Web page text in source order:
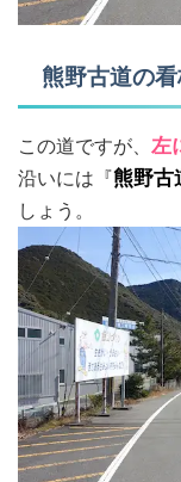
熊野古道の
この道ですが、 左
沿いには『熊野古
しょう。